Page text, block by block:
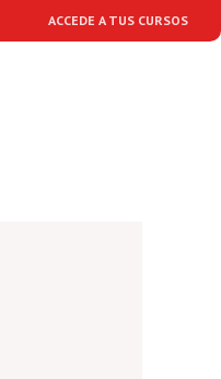
ACCEDE A TUS CURSOS